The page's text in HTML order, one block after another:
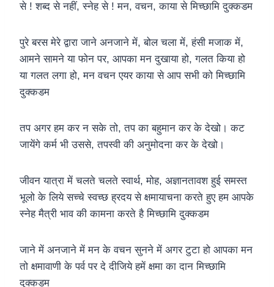
से ! शब्द से नहीं, स्नेह से ! मन, वचन, काया से मिच्छामि दुक्कडम
पुरे बरस मेरे द्वारा जाने अनजाने में, बोल चला में, हंसी मजाक में,
आमने सामने या फोन पर, आपका मन दुखाया हो, गलत किया हो
या गलत लगा हो, मन वचन एयर काया से आप सभी को मिच्छामि
दुक्कडम
तप अगर हम कर न सके तो, तप का बहुमान कर के देखो। कट
जायेंगे कर्म भी उससे, तपस्वी की अनुमोदना कर के देखो।
जीवन यात्रा में चलते चलते स्वार्थ, मोह, अज्ञानतावश हुई समस्त
भूलो के लिये सच्चे स्वच्छ ह्रदय से क्षमायाचना करते हुए हम आपके
स्नेह मैत्री भाव की कामना करते है मिच्छामि दुक्कडम
जाने में अनजाने में मन के वचन सुनने में अगर टुटा हो आपका मन
तो क्षमावाणी के पर्व पर दे दीजिये हमें क्षमा का दान मिच्छामि
दुक्कडम